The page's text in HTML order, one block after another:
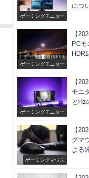
ゲーミングモニター
につ
ゲーミングモニター
【
PC
ゲーミングモニター
【
モニ
とHz
ゲーミングマウス
【
グマ
よる